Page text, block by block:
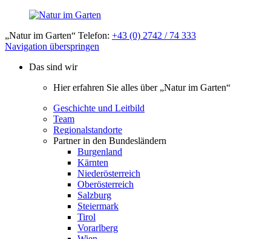
„Natur im Garten“ Telefon: +43 (0) 2742 / 74 333
Navigation überspringen
Das sind wir
Hier erfahren Sie alles über „Natur im Garten“
Geschichte und Leitbild
Team
Regionalstandorte
Partner in den Bundesländern
Burgenland
Kärnten
Niederösterreich
Oberösterreich
Salzburg
Steiermark
Tirol
Vorarlberg